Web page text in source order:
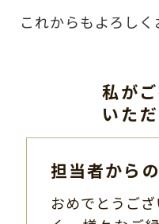
これからもよろしく
私が
いた
担当者から
おめでとうご